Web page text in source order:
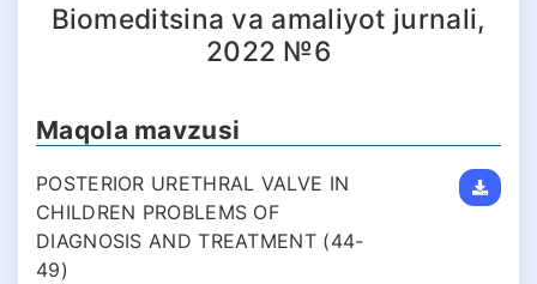
Biomeditsina va amaliyot jurnali,
2022 №6
Maqola mavzusi
POSTERIOR URETHRAL VALVE IN
CHILDREN PROBLEMS OF
DIAGNOSIS AND TREATMENT (44-
49)